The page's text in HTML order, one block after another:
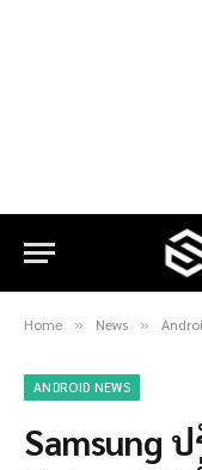
Home » News »
ANDROID NEWS
Samsung